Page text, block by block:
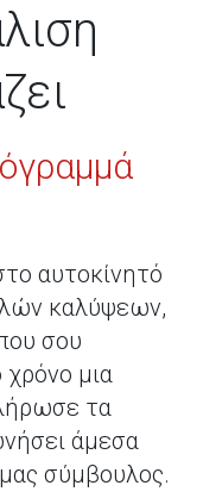
αυτοκίνητό
καλύψεων,
σου
χρόνο μια
τα
άμεσα
σύμβουλος.